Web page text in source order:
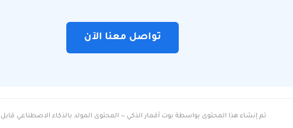
تواصل معنا الآن
تم إنشاء هذا المحتوى بواسطة بوت أقمار الذكي — المحتوى المولد بالذكاء الاصطناعي